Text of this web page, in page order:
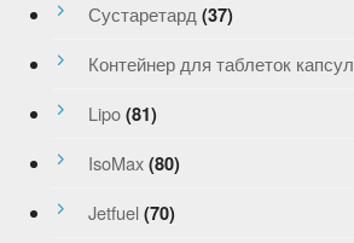
Сустаретард (37)
Контейнер для таблеток капсул
Lipo (81)
IsoMax (80)
Jetfuel (70)